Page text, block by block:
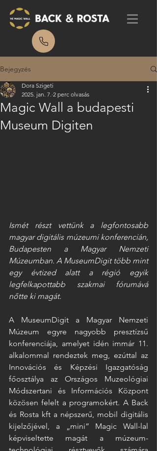
Bejegyzés
Magic Wall a budapesti
Museum Digiten
Dora Szigeti
2025. jan. 7. 2 perc olvasás
Ismét részt vettünk a legfontosabb
magyar digitális múzeumi konferencián,
Budapesten a Magyar Nemzeti
Múzeumban. A MuseumDigit több mint
egy évtized alatt a régió egyik
legfelkapottabb szakmai fórumává
nőtte ki magát.
A MuseumDigit a Magyar Nemzeti
Múzeum egyre nagyobb presztízsű
konferenciája, amelyet idén immár 11.
alkalommal rendeztek meg, ezúttal az
Innovációs és Képzési Igazgatóság
főosztálya az Országos Muzeológiai
Módszertani és Információs Központ
közösen felelt a programokért. A Back
és Rosta kft a népszerű, mobil digitális
kijelzőjével, a „mini” Magic Wall-lal
képviseltette magát a múzeum-